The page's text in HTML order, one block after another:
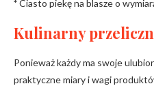
*Ciasto piekę na blasze o
Kulinarny
Ponieważ każdy ma swoje
praktyczne miary i wagi